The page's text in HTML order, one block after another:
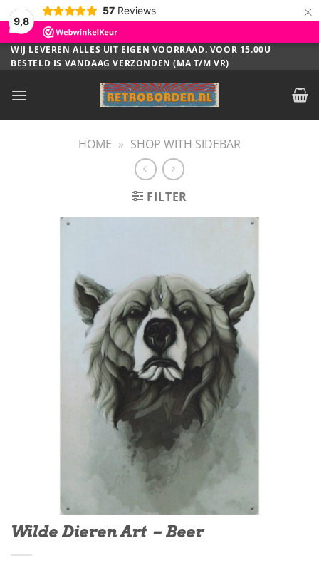
9,8
57 Reviews ×
Ga
naar
WIJ LEVEREN ALLES UIT EIGEN VOORRAAD. VOOR 15.00U
BESTELD IS VANDAAG VERZONDEN (MA T/M VR)
HOME » SHOP WITH SIDEBAR
FILTER
Wilde Dieren Art – Beer